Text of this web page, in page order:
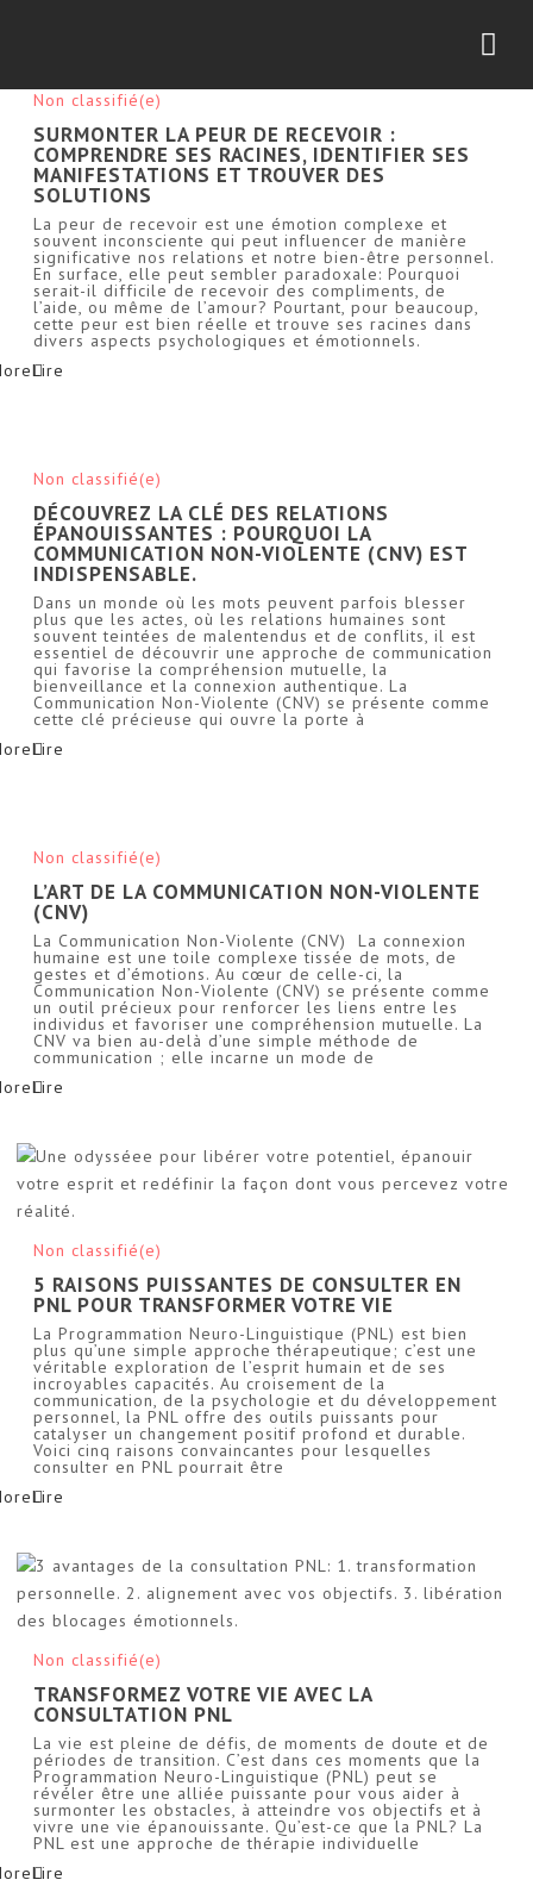
Non classifié(e)
SURMONTER LA PEUR DE RECEVOIR :
COMPRENDRE SES RACINES, IDENTIFIER SES
MANIFESTATIONS ET TROUVER DES
SOLUTIONS
La peur de recevoir est une émotion complexe et
souvent inconsciente qui peut influencer de manière
significative nos relations et notre bien-être personnel.
En surface, elle peut sembler paradoxale: Pourquoi
serait-il difficile de recevoir des compliments, de
l’aide, ou même de l’amour? Pourtant, pour beaucoup,
cette peur est bien réelle et trouve ses racines dans
divers aspects psychologiques et émotionnels.
Non classifié(e)
DÉCOUVREZ LA CLÉ DES RELATIONS
ÉPANOUISSANTES : POURQUOI LA
COMMUNICATION NON-VIOLENTE (CNV) EST
INDISPENSABLE.
Dans un monde où les mots peuvent parfois blesser
plus que les actes, où les relations humaines sont
souvent teintées de malentendus et de conflits, il est
essentiel de découvrir une approche de communication
qui favorise la compréhension mutuelle, la
bienveillance et la connexion authentique. La
Communication Non-Violente (CNV) se présente comme
cette clé précieuse qui ouvre la porte à
Non classifié(e)
L’ART DE LA COMMUNICATION NON-VIOLENTE
(CNV)
La Communication Non-Violente (CNV) La connexion
humaine est une toile complexe tissée de mots, de
gestes et d’émotions. Au cœur de celle-ci, la
Communication Non-Violente (CNV) se présente comme
un outil précieux pour renforcer les liens entre les
individus et favoriser une compréhension mutuelle. La
CNV va bien au-delà d’une simple méthode de
communication ; elle incarne un mode de
Non classifié(e)
5 RAISONS PUISSANTES DE CONSULTER EN
PNL POUR TRANSFORMER VOTRE VIE
La Programmation Neuro-Linguistique (PNL) est bien
plus qu’une simple approche thérapeutique; c’est une
véritable exploration de l’esprit humain et de ses
incroyables capacités. Au croisement de la
communication, de la psychologie et du développement
personnel, la PNL offre des outils puissants pour
catalyser un changement positif profond et durable.
Voici cinq raisons convaincantes pour lesquelles
consulter en PNL pourrait être
Non classifié(e)
TRANSFORMEZ VOTRE VIE AVEC LA
CONSULTATION PNL
La vie est pleine de défis, de moments de doute et de
périodes de transition. C’est dans ces moments que la
Programmation Neuro-Linguistique (PNL) peut se
révéler être une alliée puissante pour vous aider à
surmonter les obstacles, à atteindre vos objectifs et à
vivre une vie épanouissante. Qu’est-ce que la PNL? La
PNL est une approche de thérapie individuelle